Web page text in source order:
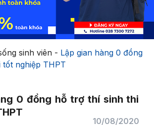
sinh viên- Lập gian hàng 0 đồng
nghiệp THPT
0 đồng hỗ trợ thí sinh thi
10/08/2020